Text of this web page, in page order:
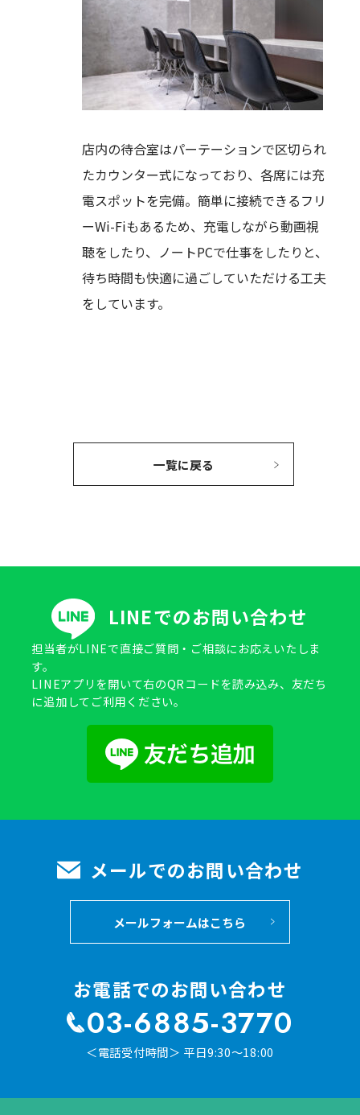
店内の待合室はパーテーションで区切られ
たカウンター式になっており、各席には充
電スポットを完備。簡単に接続できるフリ
ーWi-Fiもあるため、充電しながら動画視
聴をしたり、ノートPCで仕事をしたりと、
待ち時間も快適に過ごしていただける工夫
をしています。
一覧に戻る
LINEでのお問い合わせ
担当者がLINEで直接ご質問・ご相談にお応えいたしま
す。
LINEアプリを開いて右のQRコードを読み込み、友だち
に追加してご利用ください。
メールでのお問い合わせ
メールフォームはこちら
お電話でのお問い合わせ
03-6885-3770
＜電話受付時間＞ 平日9:30～18:00